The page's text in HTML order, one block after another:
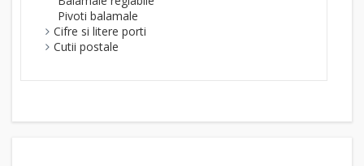
Pivoti balamale
Cifre si litere porti
Cutii postale